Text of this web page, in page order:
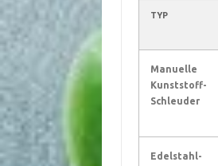
TYP
Manuelle
Kunststoff-
Schleuder
Edelstahl-